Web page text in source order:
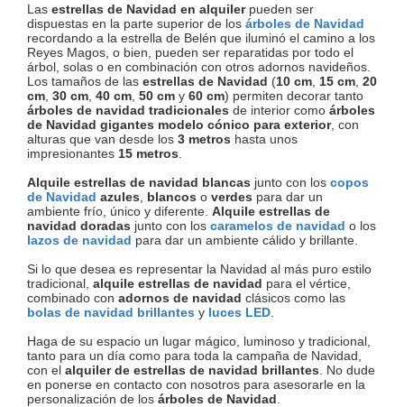
Las estrellas de Navidad en alquilerpueden ser
dispuestas en la parte superior de los árboles de Navidad
recordando a la estrella de Belén que iluminó el camino a los
Reyes Magos, o bien, pueden ser reparatidas por todo el
árbol, solas o en combinación con otros adornos navideños.
Los tamaños de las estrellas de Navidad (10 cm 15 cm 20
cm 30 cm 40 cm 50 cm y 60 cm) permiten decorar tanto
árboles de navidad tradicionales de interior como árboles
de Navidad gigantes modelo cónico para exterior, con
alturas que van desde los 3 metros hasta unos
impresionantes 15 metros
Alquile estrellas de navidad blancas junto con los copos
de Navidad azules blancos o verdes para dar un
ambiente frío, único y diferente. Alquile estrellas de
navidad doradas junto con los caramelos de navidad o los
lazos de navidad para dar un ambiente cálido y brillante.
Si lo que desea es representar la Navidad al más puro estilo
tradicional, alquile estrellas de navidad para el vértice,
combinado con adornos de navidad clásicos como las
bolas de navidad brillantes y luces LED
Haga de su espacio un lugar mágico, luminoso y tradicional,
tanto para un día como para toda la campaña de Navidad,
con el alquiler de estrellas de navidad brillantes . No dude
en ponerse en contacto con nosotros para asesorarle en la
personalización de los árboles de Navidad